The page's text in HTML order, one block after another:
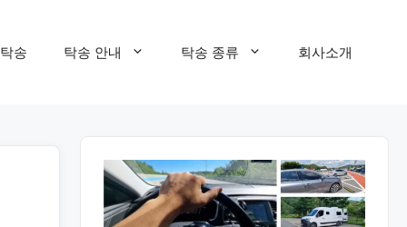
송 탁송 안내 탁송 종류 회사소개